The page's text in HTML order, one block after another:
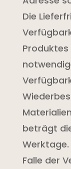
Die
Produktes
beträgt
Falle der